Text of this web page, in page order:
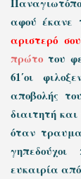
αφού έκανε
αριστερό
πρώτοτου
61΄οι
αποβολής
διαιτητή
όταν
ευκαιρία